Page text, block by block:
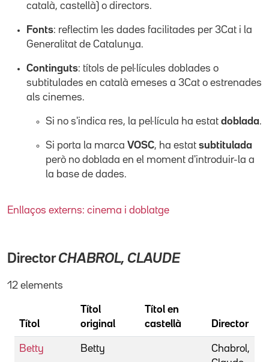
català, castellà) o directors.
Fonts: reflectim les dades facilitades per 3Cat i la
Generalitat de Catalunya.
Continguts: títols de pel·lícules doblades o
subtitulades en català emeses a 3Cat o estrenades
als cinemes.
Si no s'indica res, la pel·lícula ha estat doblada.
Si porta la marca VOSC, ha estat subtitulada
però no doblada en el moment d'introduir-la a
la base de dades.
Enllaços externs: cinema i doblatge
DirectorCHABROL, CLAUDE
12 elements
Títol
Títol
original
Títol en
castellà
Director
Betty Betty
Chabrol,